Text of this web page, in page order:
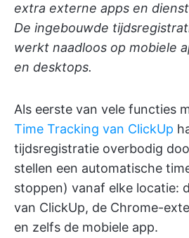
extra externe apps en
De ingebouwde
werkt naadloos op mobiele
en desktops.
Als eerste van vele functies
Time Tracking van ClickUp
tijdsregistratie overbodig
stellen een automatische
stoppen) vanaf elke locatie:
van ClickUp, de Chrome-
en zelfs de mobiele app.